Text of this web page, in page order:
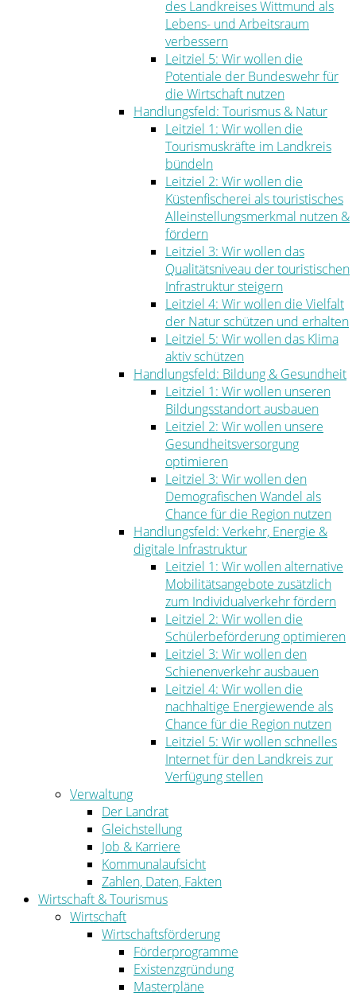
des Landkreises Wittmund als
Lebens- und Arbeitsraum
verbessern
Leitziel 5: Wir wollen die
Potentiale der Bundeswehr für
die Wirtschaft nutzen
Handlungsfeld: Tourismus & Natur
Leitziel 1: Wir wollen die
Tourismuskräfte im Landkreis
bündeln
Leitziel 2: Wir wollen die
Küstenfischerei als touristisches
Alleinstellungsmerkmal nutzen &
fördern
Leitziel 3: Wir wollen das
Qualitätsniveau der touristischen
Infrastruktur steigern
Leitziel 4: Wir wollen die Vielfalt
der Natur schützen und erhalten
Leitziel 5: Wir wollen das Klima
aktiv schützen
Handlungsfeld: Bildung & Gesundheit
Leitziel 1: Wir wollen unseren
Bildungsstandort ausbauen
Leitziel 2: Wir wollen unsere
Gesundheitsversorgung
optimieren
Leitziel 3: Wir wollen den
Demografischen Wandel als
Chance für die Region nutzen
Handlungsfeld: Verkehr, Energie &
digitale Infrastruktur
Leitziel 1: Wir wollen alternative
Mobilitätsangebote zusätzlich
zum Individualverkehr fördern
Leitziel 2: Wir wollen die
Schülerbeförderung optimieren
Leitziel 3: Wir wollen den
Schienenverkehr ausbauen
Leitziel 4: Wir wollen die
nachhaltige Energiewende als
Chance für die Region nutzen
Leitziel 5: Wir wollen schnelles
Internet für den Landkreis zur
Verfügung stellen
Verwaltung
Der Landrat
Gleichstellung
Job & Karriere
Kommunalaufsicht
Zahlen, Daten, Fakten
Wirtschaft & Tourismus
Wirtschaft
Wirtschaftsförderung
Förderprogramme
Existenzgründung
Masterpläne